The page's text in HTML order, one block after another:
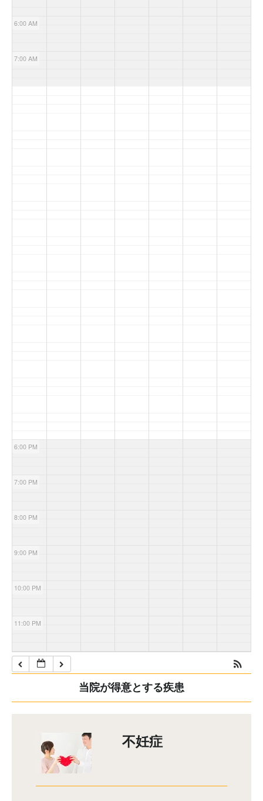
6:00 AM
7:00 AM
6:00 PM
7:00 PM
8:00 PM
9:00 PM
10:00 PM
11:00 PM
当院が得意とする疾患
不妊症